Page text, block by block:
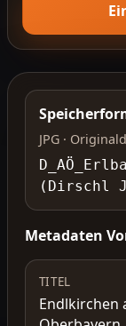
JPG ·
(Dirschl
Metadaten
TITEL
Endlkirchen